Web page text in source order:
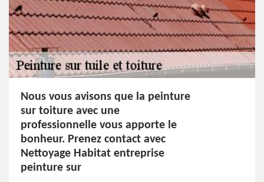
Nous vous avisons que la peinture
sur toiture avec une
professionnelle vous apporte le
bonheur. Prenez contact avec
Nettoyage Habitat entreprise
peinture sur